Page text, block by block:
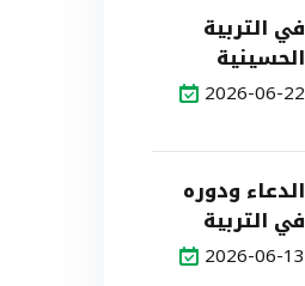
في التربية
الحسينية
2026-06-22
الدعاء ودوره
في التربية
الإيمانية
2026-06-13